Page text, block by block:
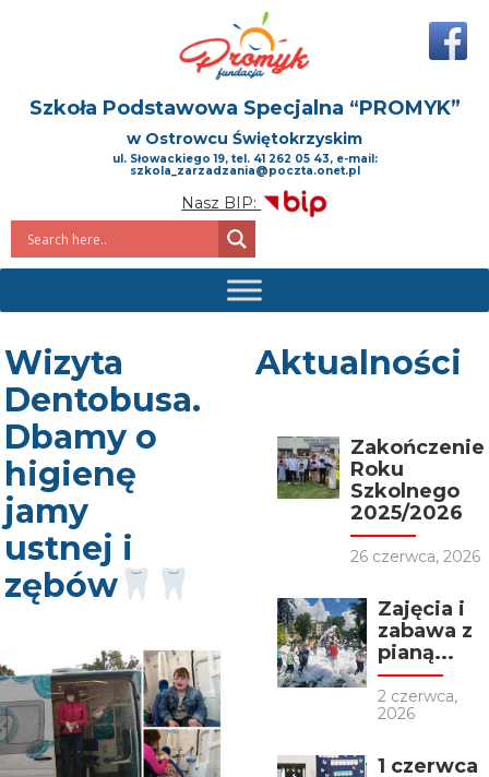
Szkoła Podstawowa Specjalna “PROMYK”
w Ostrowcu Świętokrzyskim
ul. Słowackiego 19, tel. 41 262 05 43, e-mail:
szkola_zarzadzania@poczta.onet.pl
Nasz BIP:
Wizyta
Dentobusa.
Dbamy o
higienę
jamy
ustnej i
zębów
Aktualności
Zakończenie
Roku
Szkolnego
2025/2026
26 czerwca, 2026
Zajęcia i
zabawa z
pianą...
2 czerwca,
2026
1 czerwca